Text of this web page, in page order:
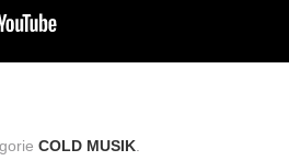
COLD MUSIK.